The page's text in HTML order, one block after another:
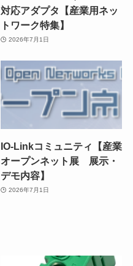
対応アダプタ【産業用ネッ
トワーク特集】
2026年7月1日
IO-Linkコミュニティ【産業
オープンネット展 展示・
デモ内容】
2026年7月1日